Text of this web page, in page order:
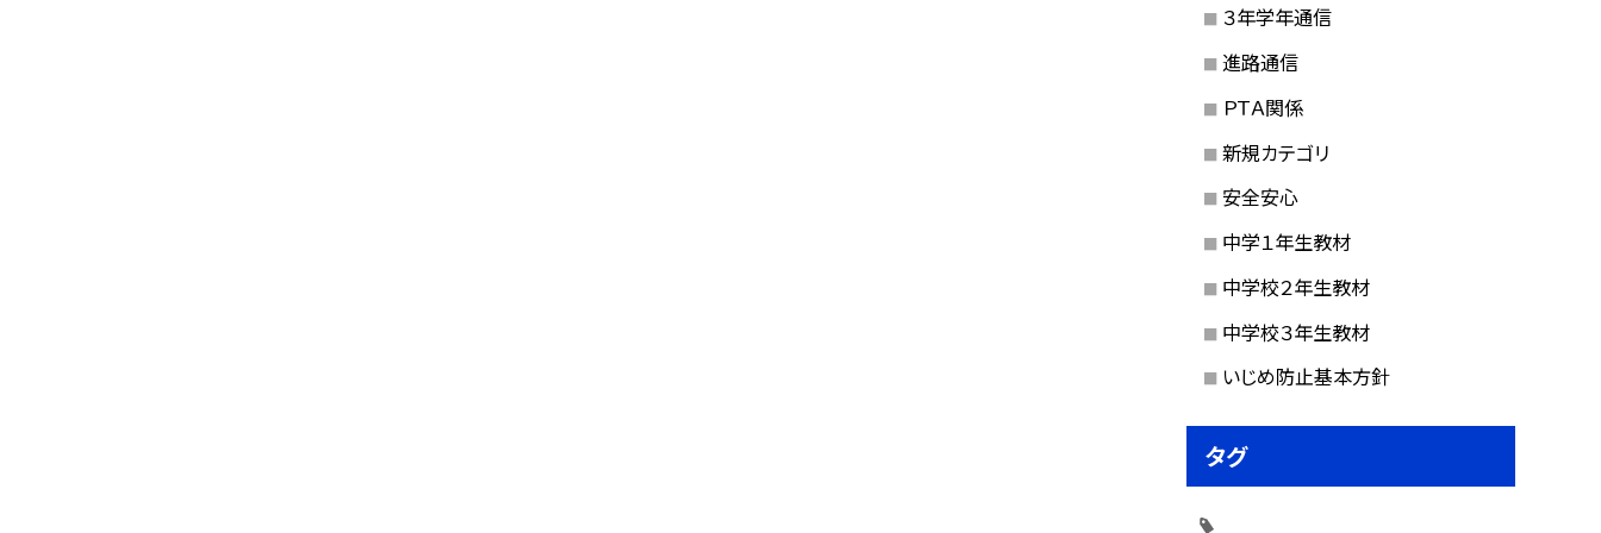
３年学年通信
進路通信
ＰＴＡ関係
新規カテゴリ
安全安心
中学１年生教材
中学校２年生教材
中学校３年生教材
いじめ防止基本方針
タグ